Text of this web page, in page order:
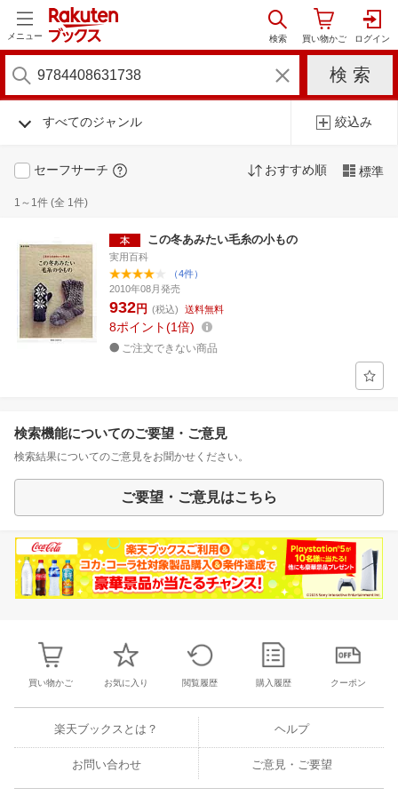
メニュー
すべてのジャンル 絞込み
セーフサーチ おすすめ順 標準
1～1件 (全 1件)
この冬あみたい毛糸の小もの
実用百科
（4件）
2010年08月発売
932円 (税込) 送料無料
8ポイント 1倍
ご注文できない商品
検索機能についてのご要望・ご意見
検索結果についてのご意見をお聞かせください。
ご要望・ご意見はこちら
買い物かご お気に入り 閲覧履歴 購入履歴 クーポン
楽天ブックスとは？ ヘルプ
お問い合わせ ご意見・ご要望